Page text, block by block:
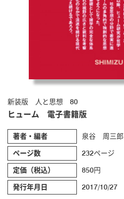
新装版 人と思想 80
ヒューム 電子書籍版
著者・編者 泉谷 周三郎
ページ数 232ページ
定価（税込） 850円
発行年月日 2017/10/27